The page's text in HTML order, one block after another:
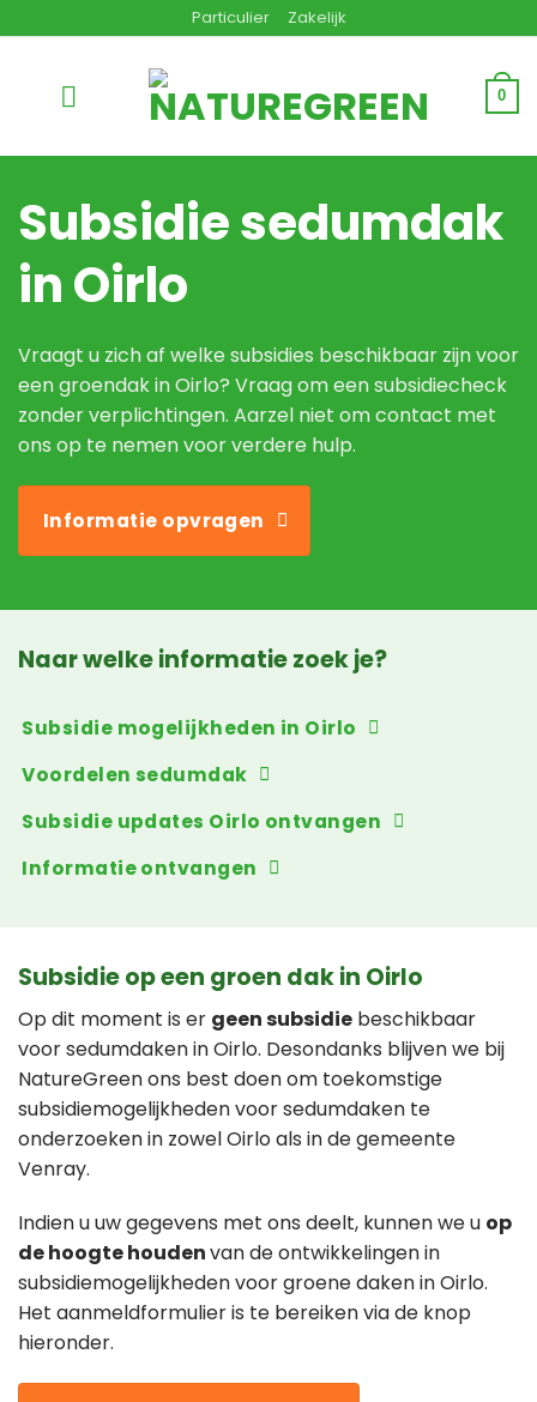
naar
Particulier Zakelijk
0
Subsidie sedumdak
in Oirlo
Vraagt u zich af welke subsidies beschikbaar zijn voor
een groendak in Oirlo? Vraag om een subsidiecheck
zonder verplichtingen. Aarzel niet om contact met
ons op te nemen voor verdere hulp.
Informatie opvragen
Naar welke informatie zoek je?
Subsidie mogelijkheden in Oirlo
Voordelen sedumdak
Subsidie updates Oirlo ontvangen
Informatie ontvangen
Subsidie op een groen dak in Oirlo
Op dit moment is er geen subsidie beschikbaar
voor sedumdaken in Oirlo. Desondanks blijven we bij
NatureGreen ons best doen om toekomstige
subsidiemogelijkheden voor sedumdaken te
onderzoeken in zowel Oirlo als in de gemeente
Venray.
Indien u uw gegevens met ons deelt, kunnen we u op
de hoogte houdenvan de ontwikkelingen in
subsidiemogelijkheden voor groene daken in Oirlo.
Het aanmeldformulier is te bereiken via de knop
hieronder.